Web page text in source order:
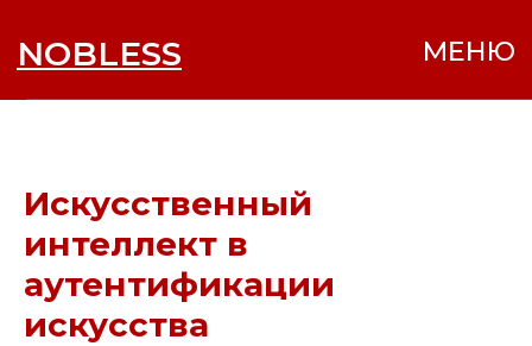
NOBLESS
Искусственный
интеллект в
аутентификации
искусства